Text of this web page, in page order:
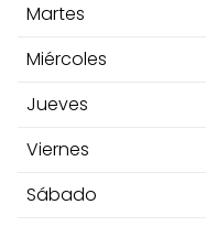
Martes
Miércoles
Jueves
Viernes
Sábado